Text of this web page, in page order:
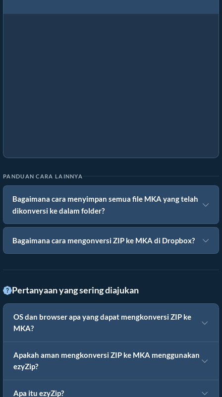
PANDUAN CARA LAINNYA
Bagaimana cara menyimpan semua file MKA yang telah
dikonversi ke dalam folder?
Bagaimana cara mengonversi ZIP ke MKA di Dropbox?
Pertanyaan yang sering diajukan
OS dan browser apa yang dapat mengkonversi ZIP ke
MKA?
Apakah aman mengkonversi ZIP ke MKA menggunakan
ezyZip?
Apa itu ezyZip?